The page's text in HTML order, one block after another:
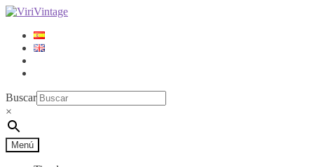
Ir
navegación
Ir
contenido
Regístrese
Buscar
×
Menú